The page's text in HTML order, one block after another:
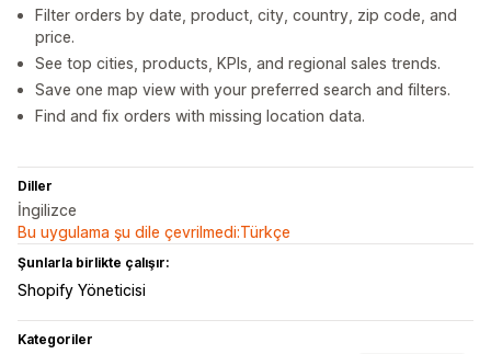
Filter orders by date, product, city, country, zip code, and
price.
See top cities, products, KPIs, and regional sales trends.
Save one map view with your preferred search and filters.
Find and fix orders with missing location data.
Diller
İngilizce
Bu uygulama şu dile çevrilmedi:Türkçe
Şunlarla birlikte çalışır:
Shopify Yöneticisi
Kategoriler